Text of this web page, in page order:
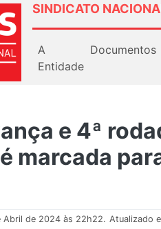
SINDICATO
A
Entidade
Documentos
e 4ª
marcada
Abril de 2024 às 22h22. Atualizado